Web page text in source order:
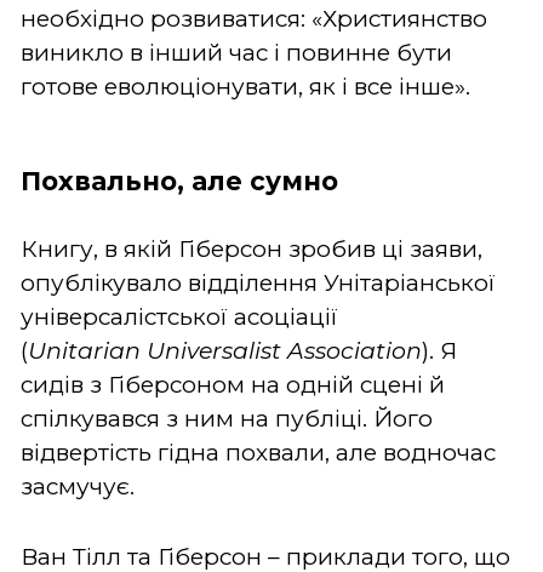
необхідно розвиватися: «Християнство
виникло в інший час і повинне бути
готове еволюціонувати, як і все інше».
Похвально, але сумно
Книгу, в якій Гіберсон зробив ці заяви,
опублікувало відділення Унітаріанської
універсалістської асоціації
(Unitarian UniversalistAssociation). Я
сидів з Гіберсоном на одній сцені й
спілкувався з ним на публіці. Його
відвертість гідна похвали, але водночас
засмучує.
Ван Тілл та Гіберсон – приклади того, що